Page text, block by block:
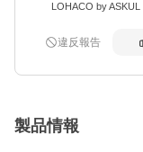
LOHACO by ASKUL
違反報告
製品情報